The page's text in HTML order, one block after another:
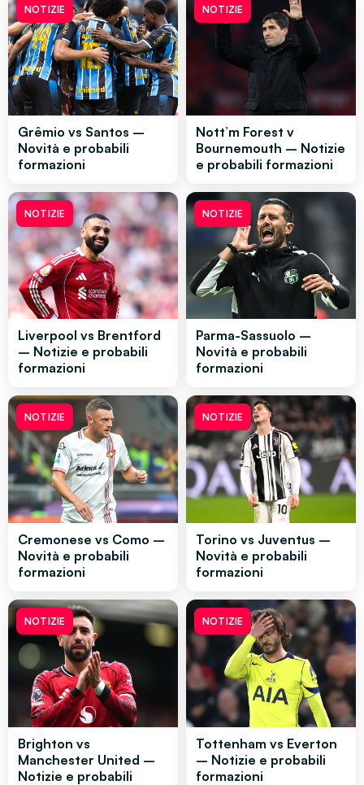
NOTIZIE
Grêmio vs Santos –
Novità e probabili
formazioni
NOTIZIE
Nott’m Forest v
Bournemouth – Notizie
e probabili formazioni
NOTIZIE
Liverpool vs Brentford
– Notizie e probabili
formazioni
NOTIZIE
Parma-Sassuolo –
Novità e probabili
formazioni
NOTIZIE
Cremonese vs Como –
Novità e probabili
formazioni
NOTIZIE
Torino vs Juventus –
Novità e probabili
formazioni
NOTIZIE
Brighton vs
Manchester United –
Notizie e probabili
NOTIZIE
Tottenham vs Everton
– Notizie e probabili
formazioni